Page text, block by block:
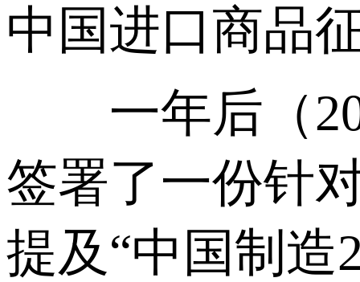
中国进口商品
一年后（
签署了一份针
提及“中国制造